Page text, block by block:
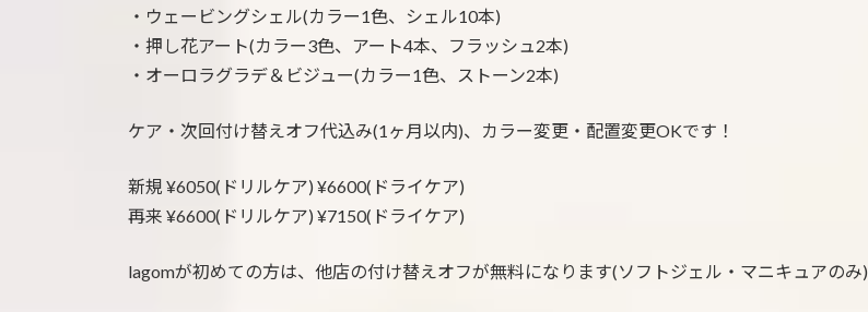
・ウェービングシェル(カラー1色、シェル10本)
・押し花アート(カラー3色、アート4本、フラッシュ2本)
・オーロラグラデ＆ビジュー(カラー1色、ストーン2本)
ケア・次回付け替えオフ代込み(1ヶ月以内)、カラー変更・配置変更OKです！
新規 ¥6050(ドリルケア) ¥6600(ドライケア)
再来 ¥6600(ドリルケア) ¥7150(ドライケア)
lagomが初めての方は、他店の付け替えオフが無料になります(ソフトジェル・マニキュアのみ)